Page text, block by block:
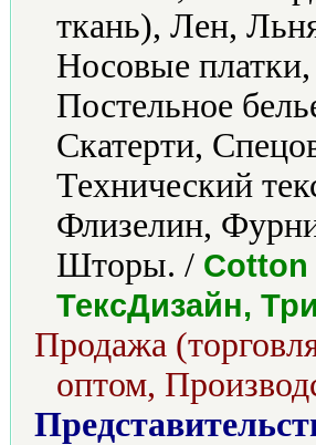
ткань), Лен,
Носовые
Постельное
Скатерти,
Технический
Флизелин,
Шторы. / Cotton
ТексДизайн,
Продажа
оптом,